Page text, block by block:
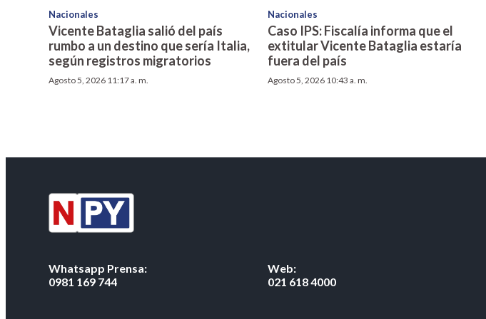
Nacionales
Vicente Bataglia salió del país
rumbo a un destino que sería Italia,
según registros migratorios
Agosto 5, 2026 11:17 a. m.
Nacionales
Caso IPS: Fiscalía informa que el
extitular Vicente Bataglia estaría
fuera del país
Agosto 5, 2026 10:43 a. m.
Whatsapp Prensa:
0981 169 744
Web:
021 618 4000